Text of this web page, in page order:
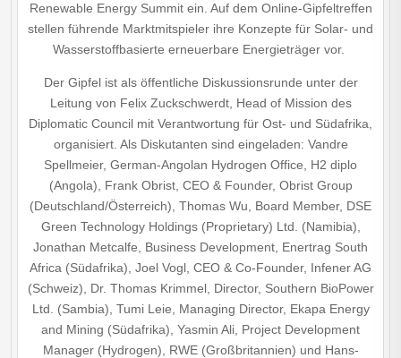
Renewable Energy Summit ein. Auf dem Online-Gipfeltreffen
stellen führende Marktmitspieler ihre Konzepte für Solar- und
Wasserstoff­basierte erneuerbare Energieträger vor.
Der Gipfel ist als öffentliche Diskussionsrunde unter der
Leitung von Felix Zuckschwerdt, Head of Mission des
Diplomatic Council mit Verantwortung für Ost- und Südafrika,
organisiert. Als Diskutanten sind eingeladen: Vandre
Spellmeier, German-Angolan Hydrogen Office, H2 diplo
(Angola), Frank Obrist, CEO & Founder, Obrist Group
(Deutschland/Österreich), Thomas Wu, Board Member, DSE
Green Technology Holdings (Proprietary) Ltd. (Namibia),
Jonathan Metcalfe, Business Development, Enertrag South
Africa (Südafrika), Joel Vogl, CEO & Co-Founder, Infener AG
(Schweiz), Dr. Thomas Krimmel, Director, Southern BioPower
Ltd. (Sambia), Tumi Leie, Managing Director, Ekapa Energy
and Mining (Südafrika), Yasmin Ali, Project Development
Manager (Hydrogen), RWE (Großbritannien) und Hans-